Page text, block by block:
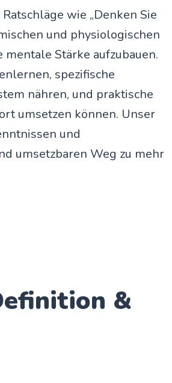
wie „Denken Sie
und physiologischen
Stärke aufzubauen.
spezifische
nähren, und praktische
umsetzen können. Unser
und
umsetzbaren Weg zu mehr
&